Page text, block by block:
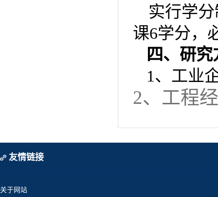
实行学
课6学分，
四、研究
1、工业
2、工程
友情链接
关于网站